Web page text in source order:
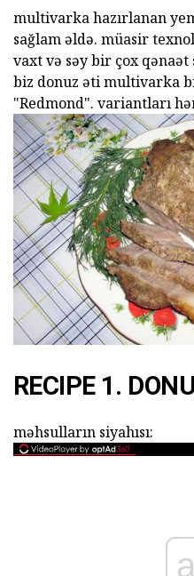
multivarka hazırlanan
sağlam əldə. müasir
vaxt və səy bir çox
biz donuz əti multivarka
"Redmond". variantları
RECIPE 1.
məhsulların siyahısı: